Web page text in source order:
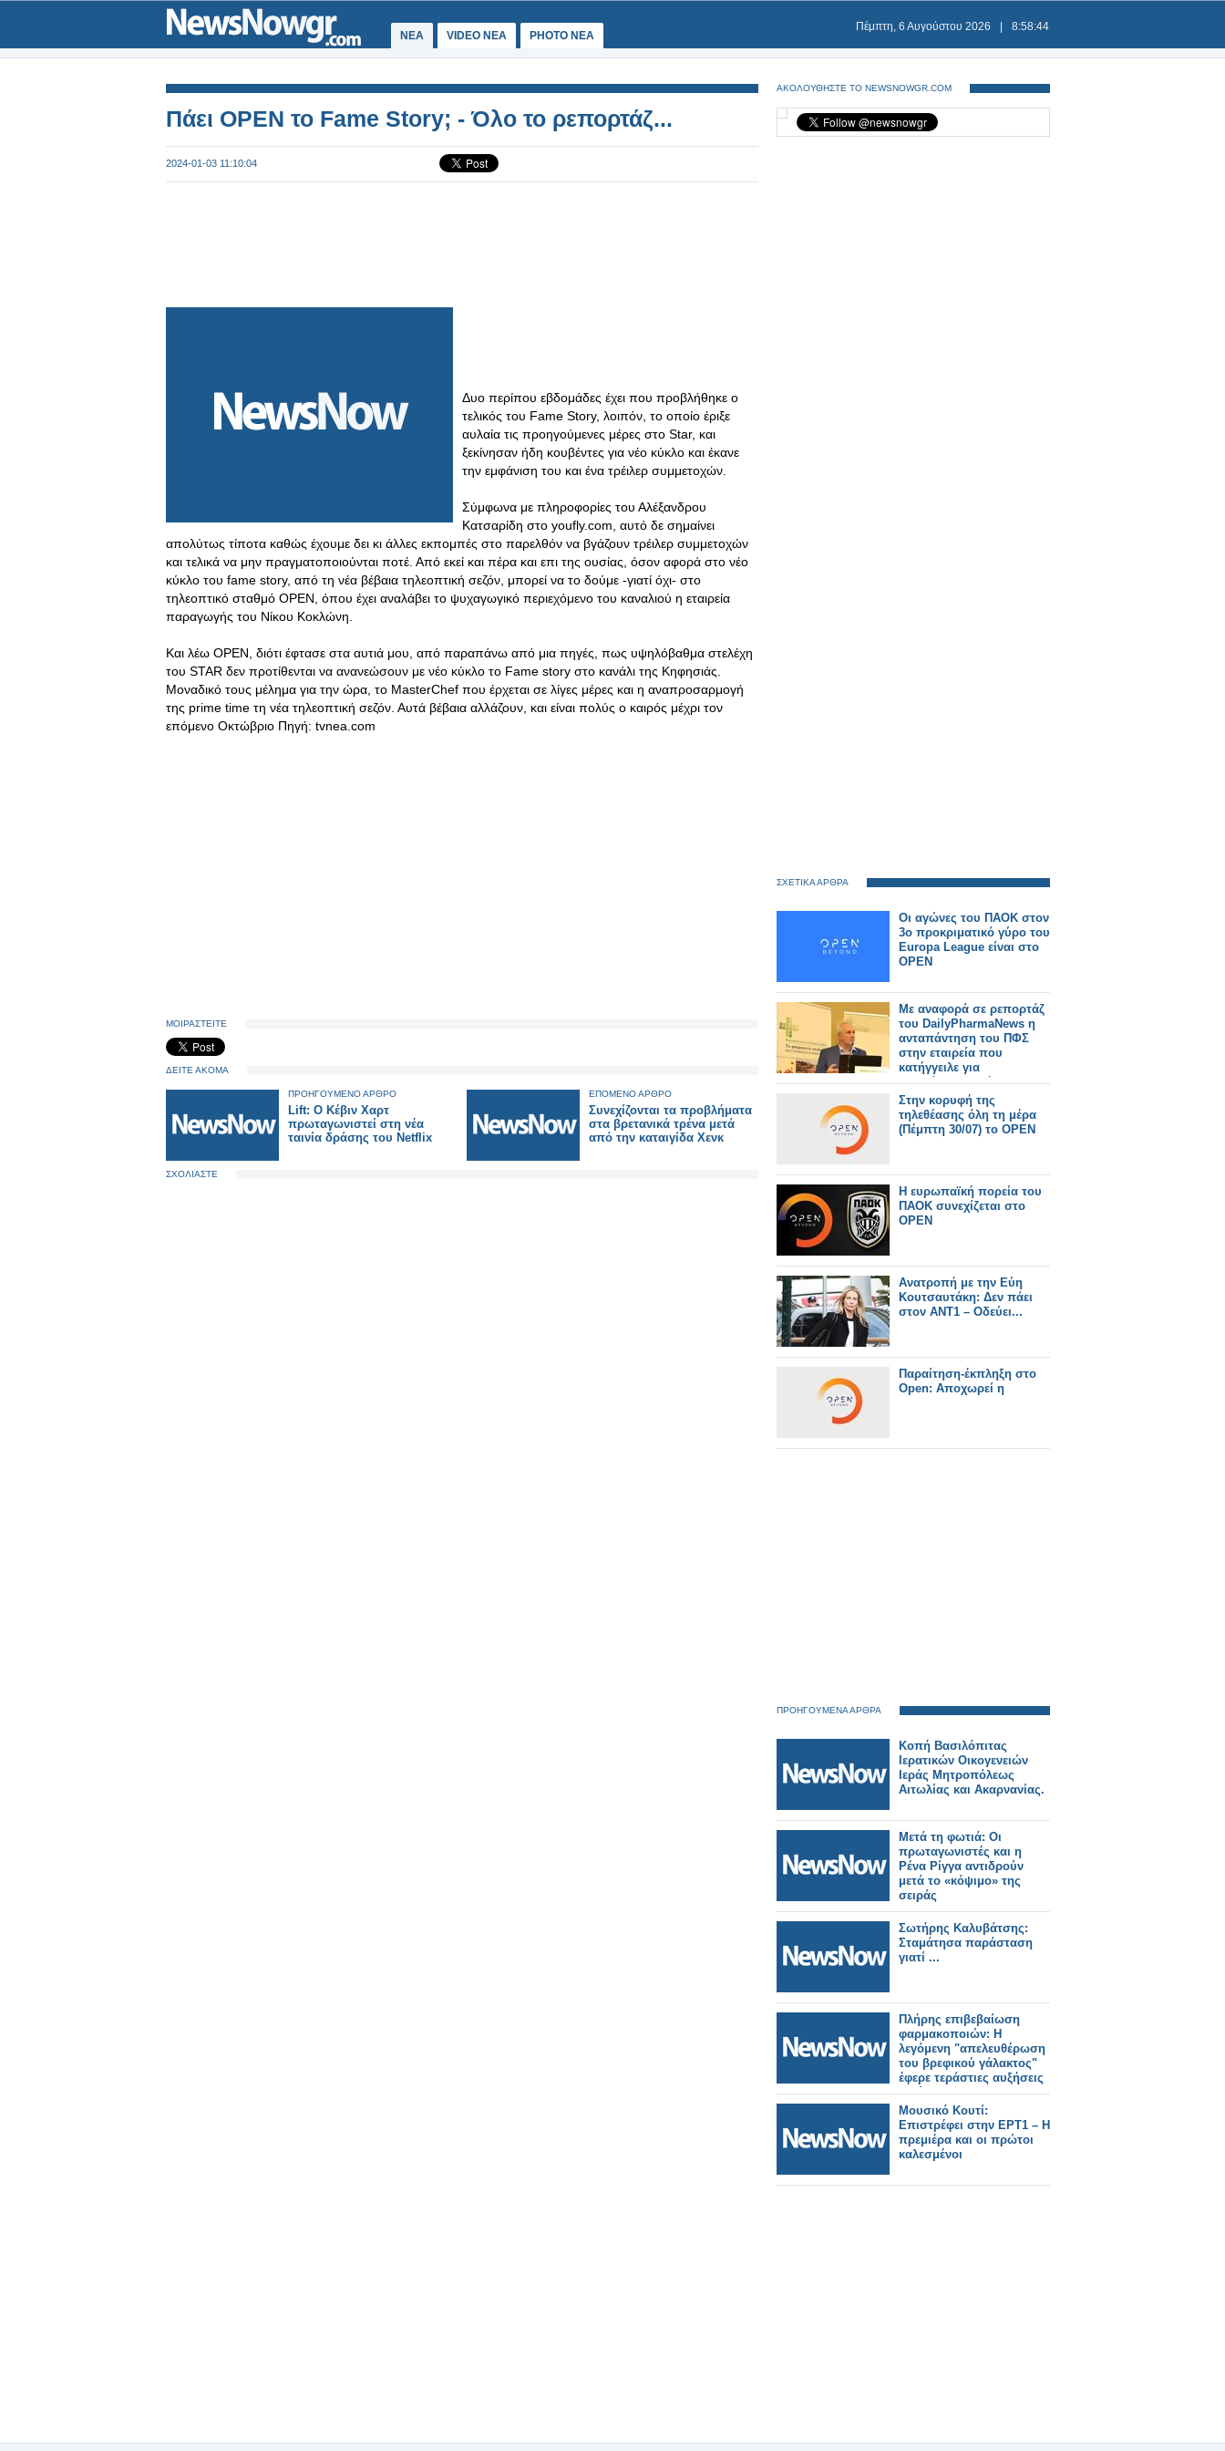
ΝΕΑ VIDEO NEA PHOTO NEA
Πέμπτη, 6 Αυγούστου 2026 8:58:44
Πάει OPEN το Fame Story; - Όλο το ρεπορτάζ...
2024-01-03 11:10:04
Δυο περίπου εβδομάδες έχει που προβλήθηκε ο
τελικός του Fame Story, λοιπόν, το οποίο έριξε
αυλαία τις προηγούμενες μέρες στο Star, και
ξεκίνησαν ήδη κουβέντες για νέο κύκλο και έκανε
την εμφάνιση του και ένα τρέιλερ συμμετοχών.
Σύμφωνα με πληροφορίες του Αλέξανδρου
Κατσαρίδη στο youfly.com, αυτό δε σημαίνει
απολύτως τίποτα καθώς έχουμε δει κι άλλες εκπομπές στο παρελθόν να βγάζουν τρέιλερ συμμετοχών
και τελικά να μην πραγματοποιoύνται ποτέ. Από εκεί και πέρα και επι της ουσίας, όσον αφορά στο νέο
κύκλο του fame story, από τη νέα βέβαια τηλεοπτική σεζόν, μπορεί να το δούμε -γιατί όχι- στο
τηλεοπτικό σταθμό OPEN, όπου έχει αναλάβει το ψυχαγωγικό περιεχόμενο του καναλιού η εταιρεία
παραγωγής του Νίκου Κοκλώνη.
Και λέω OPEN, διότι έφτασε στα αυτιά μου, από παραπάνω από μια πηγές, πως υψηλόβαθμα στελέχη
του STAR δεν προτίθενται να ανανεώσουν με νέο κύκλο το Fame story στο κανάλι της Κηφησιάς.
Μοναδικό τους μέλημα για την ώρα, το MasterChef που έρχεται σε λίγες μέρες και η αναπροσαρμογή
της prime time τη νέα τηλεοπτική σεζόν. Αυτά βέβαια αλλάζουν, και είναι πολύς ο καιρός μέχρι τον
επόμενο Οκτώβριο Πηγή: tvnea.com
ΜΟΙΡΑΣΤΕΙΤΕ
ΔΕΙΤΕ ΑΚΟΜΑ
ΠΡΟΗΓΟΥΜΕΝΟ ΑΡΘΡΟ
Lift: Ο Κέβιν Χαρτ
πρωταγωνιστεί στη νέα
ταινία δράσης του Netflix
ΕΠΟΜΕΝΟ ΑΡΘΡΟ
Συνεχίζονται τα προβλήματα
στα βρετανικά τρένα μετά
από την καταιγίδα Χενκ
ΣΧΟΛΙΑΣΤΕ
ΑΚΟΛΟΥΘΗΣΤΕ ΤΟ NEWSNOWGR.COM
ΣΧΕΤΙΚΑ ΑΡΘΡΑ
Οι αγώνες του ΠΑΟΚ στον
3ο προκριματικό γύρο του
Europa League είναι στο
OPEN
Με αναφορά σε ρεπορτάζ
του DailyPharmaNews η
ανταπάντηση του ΠΦΣ
στην εταιρεία που
κατήγγειλε για
απαράδεκτο τρόπο
διάθεσης σκευάσματός
της
Στην κορυφή της
τηλεθέασης όλη τη μέρα
(Πέμπτη 30/07) το OPEN
Η ευρωπαϊκή πορεία του
ΠΑΟΚ συνεχίζεται στο
OPEN
Ανατροπή με την Εύη
Κουτσαυτάκη: Δεν πάει
στον ΑΝΤ1 – Οδεύει...
Παραίτηση-έκπληξη στο
Open: Αποχωρεί η
ΠΡΟΗΓΟΥΜΕΝΑ ΑΡΘΡΑ
Κοπή Βασιλόπιτας
Ιερατικών Οικογενειών
Ιεράς Μητροπόλεως
Αιτωλίας και Ακαρνανίας.
Μετά τη φωτιά: Οι
πρωταγωνιστές και η
Ρένα Ρίγγα αντιδρούν
μετά το «κόψιμο» της
σειράς
Σωτήρης Καλυβάτσης:
Σταμάτησα παράσταση
γιατί ...
Πλήρης επιβεβαίωση
φαρμακοποιών: Η
λεγόμενη "απελευθέρωση
του βρεφικού γάλακτος"
έφερε τεράστιες αυξήσεις
τιμών!
Μουσικό Κουτί:
Επιστρέφει στην ΕΡΤ1 – Η
πρεμιέρα και οι πρώτοι
καλεσμένοι